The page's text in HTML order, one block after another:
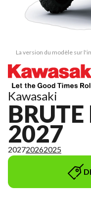
La version du modèle sur
Kawasaki
2027
202720262025